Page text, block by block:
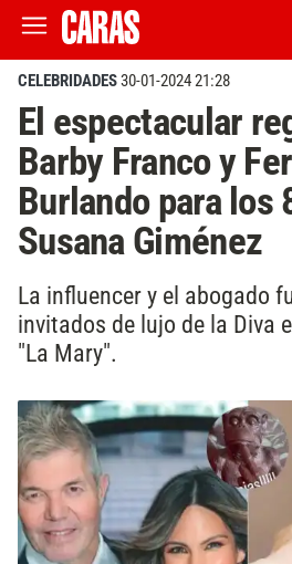
CELEBRIDADES30-01-2024 21:28
El espectacular
Barby Franco y
Burlando para los
Susana Giménez
La influencer y el abogado
invitados de lujo de la Diva
"La Mary".